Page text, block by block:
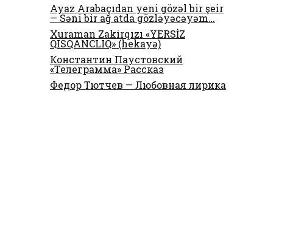
Ayaz Arabaçıdan yeni gözəl bir şeir
— Səni bir ağ atda gözləyəcəyəm…
Xuraman Zakirqızı «YERSİZ
QISQANCLIQ» (hekayə)
Константин Паустовский
«Телеграмма» Рассказ
Федор Тютчев — Любовная лирика